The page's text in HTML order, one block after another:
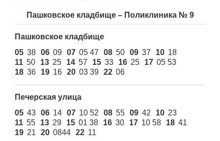
Погода
Курсы валют
Еще
Пашковское кладбище – Поликлиника № 9
Пашковское кладбище
05 38 06 09 07 05 47 08 50 09 37 10 18
11 50 13 25 14 57 15 33 16 25 17 05 53
18 36 19 16 20 03 39 22 06
Печерская улица
05 43 06 14 07 10 52 08 55 09 42 10 23
11 55 13 29 15 01 38 16 30 17 10 58 18 41
19 21 20 0844 22 11